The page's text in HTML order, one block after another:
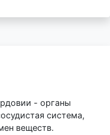
- органы
система,
веществ.